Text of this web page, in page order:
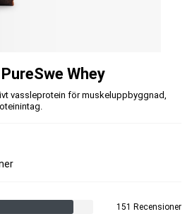
Whey
vassleprotein för muskeluppbyggnad,
151 Recensioner